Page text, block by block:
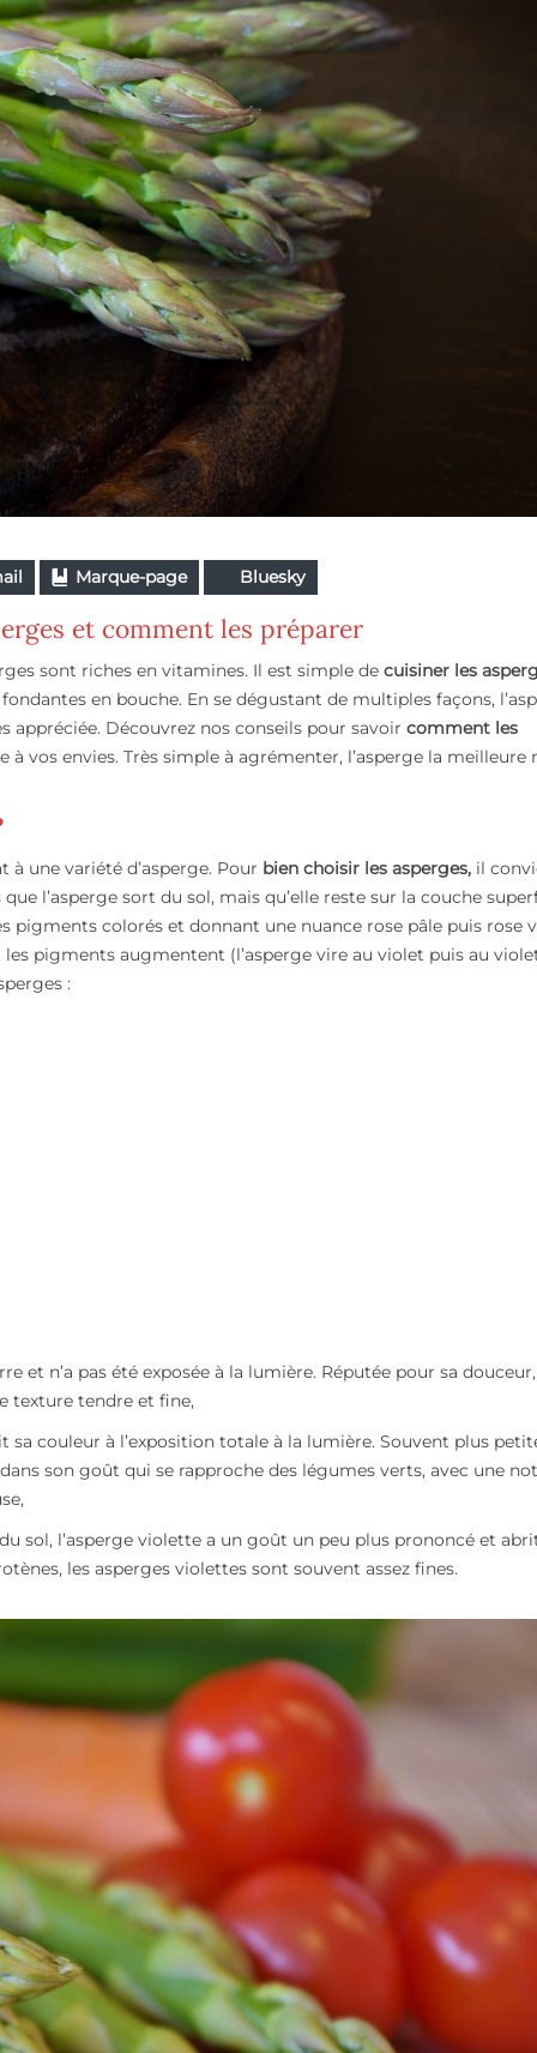
Marque-page Bluesky
et comment les préparer
sont riches en vitamines. Il est simple de cuisiner les
en bouche. En se dégustant de multiples façons,
appréciée. Découvrez nos conseils pour savoir comment les
à vos envies. Très simple à agrémenter, l’asperge la meilleure
une variété d’asperge. Pour bien choisir les asperges, il
l’asperge sort du sol, mais qu’elle reste sur la couche
pigments colorés et donnant une nuance rose pâle puis rose
les pigments augmentent (l’asperge vire au violet puis au
:
et n’a pas été exposée à la lumière. Réputée pour sa
texture tendre et fine,
couleur à l’exposition totale à la lumière. Souvent plus
son goût qui se rapproche des légumes verts, avec une
sol, l’asperge violette a un goût un peu plus prononcé et
les asperges violettes sont souvent assez fines.